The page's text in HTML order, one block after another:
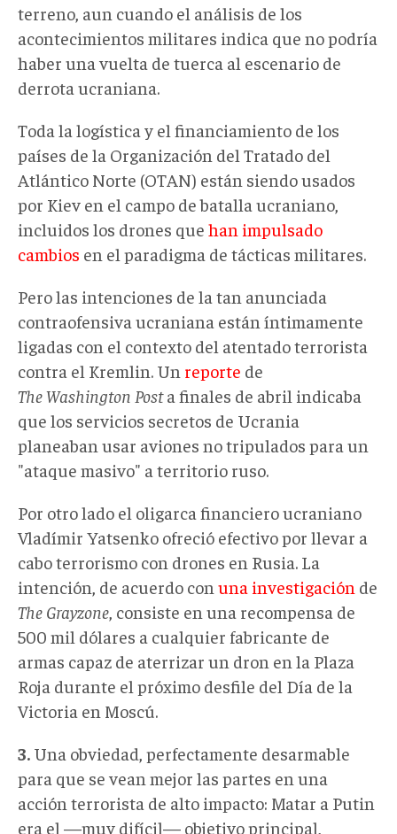
terreno, aun cuando el análisis de los
acontecimientos militares indica que no podría
haber una vuelta de tuerca al escenario de
derrota ucraniana.
Toda la logística y el financiamiento de los
países de la Organización del Tratado del
Atlántico Norte (OTAN) están siendo usados
por Kiev en el campo de batalla ucraniano,
incluidos los drones que han impulsado
cambios en el paradigma de tácticas militares.
Pero las intenciones de la tan anunciada
contraofensiva ucraniana están íntimamente
ligadas con el contexto del atentado terrorista
contra el Kremlin. Un reporte de
The Washington Posta finales de abril indicaba
que los servicios secretos de Ucrania
planeaban usar aviones no tripulados para un
"ataque masivo" a territorio ruso.
Por otro lado el oligarca financiero ucraniano
Vladímir Yatsenko ofreció efectivo por llevar a
cabo terrorismo con drones en Rusia. La
intención, de acuerdo con una investigación de
The Grayzone , consiste en una recompensa de
500 mil dólares a cualquier fabricante de
armas capaz de aterrizar un dron en la Plaza
Roja durante el próximo desfile del Día de la
Victoria en Moscú.
3. Una obviedad, perfectamente desarmable
para que se vean mejor las partes en una
acción terrorista de alto impacto: Matar a Putin
era el —muy difícil— objetivo principal,